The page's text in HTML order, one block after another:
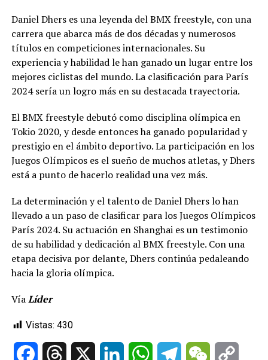
Daniel Dhers es una leyenda del BMX freestyle, con una
carrera que abarca más de dos décadas y numerosos
títulos en competiciones internacionales. Su
experiencia y habilidad le han ganado un lugar entre los
mejores ciclistas del mundo. La clasificación para París
2024 sería un logro más en su destacada trayectoria.
El BMX freestyle debutó como disciplina olímpica en
Tokio 2020, y desde entonces ha ganado popularidad y
prestigio en el ámbito deportivo. La participación en los
Juegos Olímpicos es el sueño de muchos atletas, y Dhers
está a punto de hacerlo realidad una vez más.
La determinación y el talento de Daniel Dhers lo han
llevado a un paso de clasificar para los Juegos Olímpicos
París 2024. Su actuación en Shanghai es un testimonio
de su habilidad y dedicación al BMX freestyle. Con una
etapa decisiva por delante, Dhers continúa pedaleando
hacia la gloria olímpica.
VíaLíder
Vistas: 430
FacebookThreads LinkedIn WhatsAppTelegramWeChat